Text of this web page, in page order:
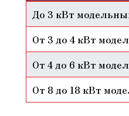
До 3 кВт
От 3 до 4 кВт
От 4 до 6 кВт
От 8 до 18 кВт